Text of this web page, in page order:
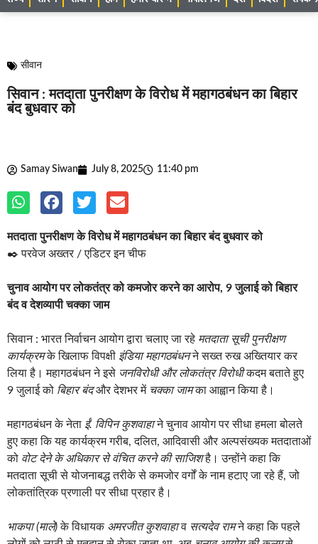
सीवान
सिवान : मतदाता पुनरीक्षण के विरोध में महागठबंधन का बिहार
बंद बुधवार को
Samay Siwan July 8, 2025 11:40 pm
मतदाता पुनरीक्षण के विरोध में महागठबंधन का बिहार बंद बुधवार को
✒️ परवेज अख्तर / एडिटर इन चीफ
चुनाव आयोग पर लोकतंत्र को कमजोर करने का आरोप, 9 जुलाई को बिहार
बंद व देशव्यापी चक्का जाम
सिवान : भारत निर्वाचन आयोग द्वारा चलाए जा रहे मतदाता सूची पुनरीक्षण
कार्यक्रमके खिलाफ विपक्षी इंडिया महागठबंधनने सख्त रुख अख्तियार कर
लिया है। महागठबंधन ने इसे जनविरोधी और लोकतंत्र विरोधीकदम बताते हुए
9 जुलाई को बिहार बंदऔर देशभर में चक्का जामका आह्वान किया है।
महागठबंधन के नेता ईं. विपिन कुशवाहाने चुनाव आयोग पर सीधा हमला बोलते
हुए कहा कि यह कार्यक्रम गरीब, दलित, आदिवासी और अल्पसंख्यक मतदाताओं
को वोट देने के अधिकार से वंचित करने की साजिशहै। उन्होंने कहा कि
मतदाता सूची से योजनाबद्ध तरीके से कमजोर वर्गों के नाम हटाए जा रहे हैं, जो
लोकतांत्रिक प्रणाली पर सीधा प्रहार है।
भाकपा (माले)के विधायक अमरजीत कुशवाहाव सत्यदेव रामने कहा कि पहले